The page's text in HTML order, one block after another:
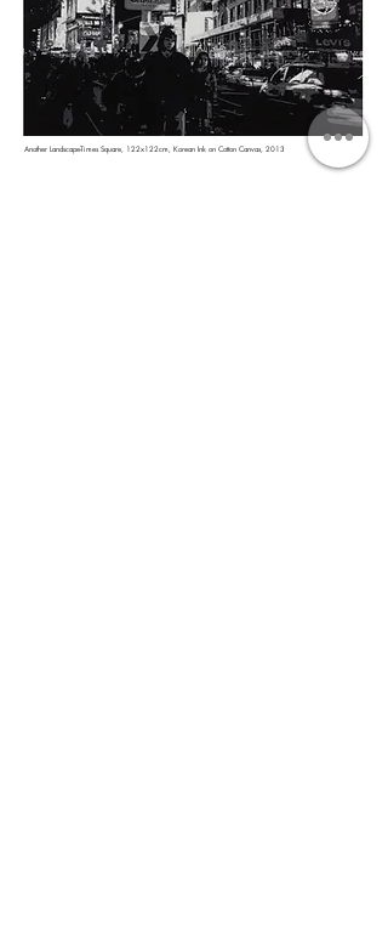
Another Landscape-Times Square, 122x122cm, Korean Ink on Cotton Canvas, 2013